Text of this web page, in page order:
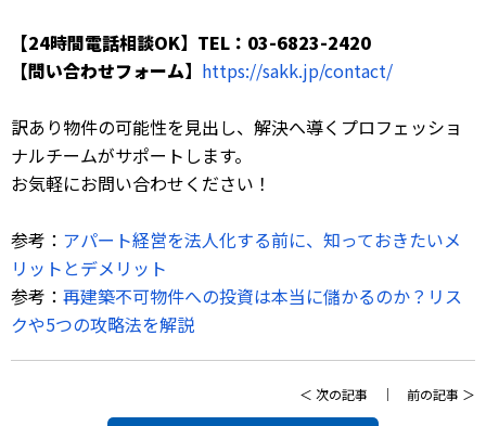
【24時間電話相談OK】TEL：03-6823-2420
【問い合わせフォーム】 https://sakk.jp/contact/
訳あり物件の可能性を見出し、解決へ導くプロフェッショ
ナルチームがサポートします。
お気軽にお問い合わせください！
参考： アパート経営を法人化する前に、知っておきたいメ
リットとデメリット
参考： 再建築不可物件への投資は本当に儲かるのか？リス
クや5つの攻略法を解説
＜ 次の記事 ｜ 前の記事 ＞